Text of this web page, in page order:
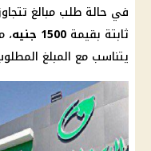
في حالة طلب مبالغ
ثابتة بقيمة 1500 جنيه
،
يتناسب مع المبلغ